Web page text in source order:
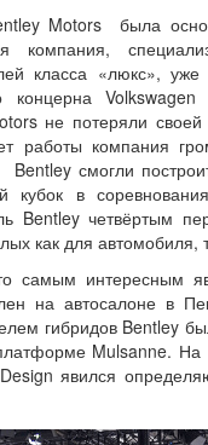
Motors была
компания,
класса «люкс»,
концерна
не потеряли
работы компания
смогли
кубок в
Bentley четвёртым
как для автомобиля,
самым интересным
на автосалоне в
гибридов Bentley
Mulsanne. На
явился